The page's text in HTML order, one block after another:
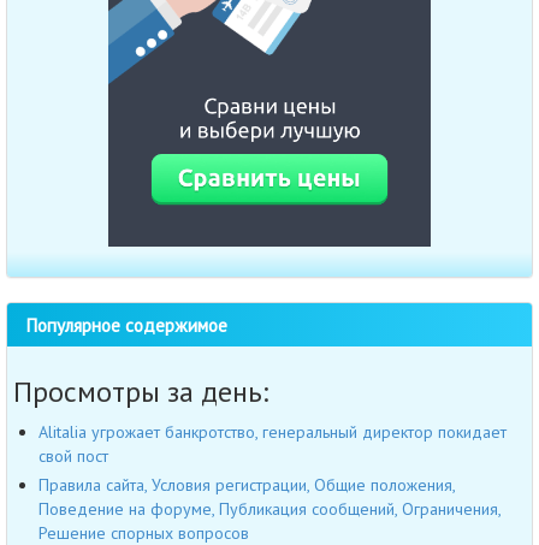
Популярное содержимое
Просмотры за день:
Alitalia угрожает банкротство, генеральный директор покидает
свой пост
Правила сайта, Условия регистрации, Общие положения,
Поведение на форуме, Публикация сообщений, Ограничения,
Решение спорных вопросов